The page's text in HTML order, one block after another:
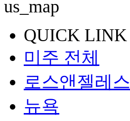
QUICK LINK
미주 전체
로스앤젤레스
뉴욕